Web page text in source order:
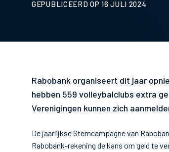
GEPUBLICEERD OP 16 JULI 2024
Rabobank organiseert dit jaar
hebben 559 volleybalclubs extra
Verenigingen kunnen zich
De jaarlijkse Stemcampagne van
Rabobank-rekening de kans om geld te